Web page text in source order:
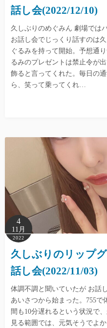
話し会(2022/12/10)
久しぶりのめぐみん 劇場では
お話し会でじっくり話すのは
ぐるみを持って開始。予想通
るみのプレゼントは禁止令が
飾ると言ってくれた。毎日の
ら、笑って乗ってくれ…
4
11月
2022
久しぶりのリップ
話し会(2022/11/03)
体調不調と聞いていたが お話
あいさつから始まった。755
間も10分遅れるという状況で
見る範囲では、元気そうでよ